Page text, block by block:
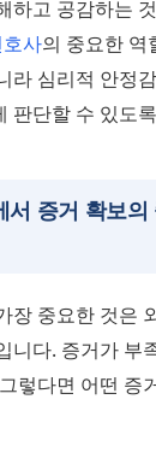
사의 중요한 역
라 심리적 안정
판단할 수 있도
서 증거 확보의
장 중요한 것은
니다. 증거가 부
렇다면 어떤 증